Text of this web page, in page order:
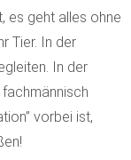
es geht alles ohne
Tier. In der
In der
vorbei ist,